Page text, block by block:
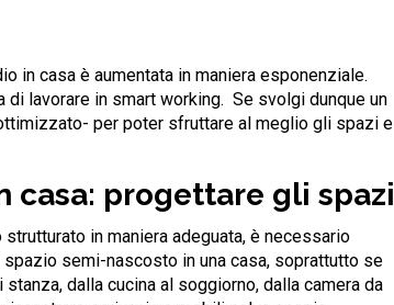
in casa è aumentata in maniera esponenziale.
lavorare in smart working. Se svolgi dunque un
per poter sfruttare al meglio gli spazi e
casa: progettare gli spazi
in maniera adeguata, è necessario
semi-nascosto in una casa, soprattutto se
dalla cucina al soggiorno, dalla camera da